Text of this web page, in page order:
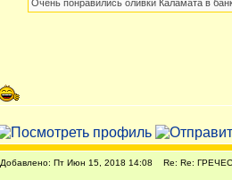
Очень понравились оливки Каламата в
Добавлено: Пт Июн 15, 2018 14:08 Re: Re: